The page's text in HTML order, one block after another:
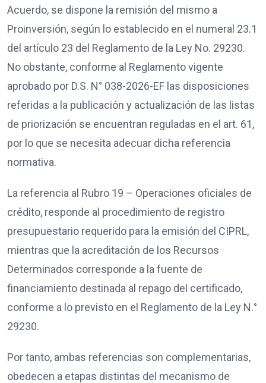
Acuerdo, se dispone la remisión del mismo a
Proinversión, según lo establecido en el numeral 23.1
del artículo 23 del Reglamento de la Ley No. 29230.
No obstante, conforme al Reglamento vigente
aprobado por D.S. N° 038-2026-EF las disposiciones
referidas a la publicación y actualización de las listas
de priorización se encuentran reguladas en el art. 61,
por lo que se necesita adecuar dicha referencia
normativa.
La referencia al Rubro 19 – Operaciones oficiales de
crédito, responde al procedimiento de registro
presupuestario requerido para la emisión del CIPRL,
mientras que la acreditación de los Recursos
Determinados corresponde a la fuente de
financiamiento destinada al repago del certificado,
conforme a lo previsto en el Reglamento de la Ley N.°
29230.
Por tanto, ambas referencias son complementarias,
obedecen a etapas distintas del mecanismo de